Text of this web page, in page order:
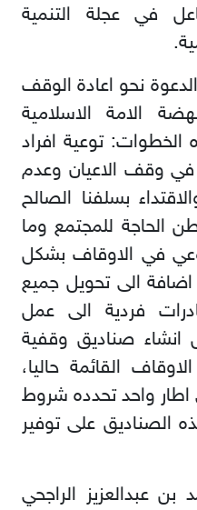
في عجلة التنمية
نحو اعادة الوقف
الامة الاسلامية
توعية افراد
في وقف الاعيان وعدم
بسلفنا الصالح
الحاجة للمجتمع وما
في الاوقاف بشكل
اضافة الى تحويل جميع
فردية الى عمل
صناديق وقفية
القائمة حاليا،
واحد تحدده شروط
الصناديق على توفير
عبدالعزيز الراجحي